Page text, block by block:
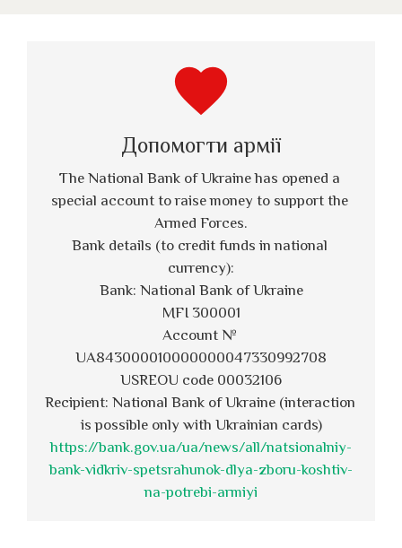
favorite
Допомогти армії
The National Bank of Ukraine has opened a
special account to raise money to support the
Armed Forces.
Bank details (to credit funds in national
currency):
Bank: National Bank of Ukraine
MFI 300001
Account №
UA843000010000000047330992708
USREOU code 00032106
Recipient: National Bank of Ukraine (interaction
is possible only with Ukrainian cards)
https://bank.gov.ua/ua/news/all/natsionalniy-
bank-vidkriv-spetsrahunok-dlya-zboru-koshtiv-
na-potrebi-armiyi